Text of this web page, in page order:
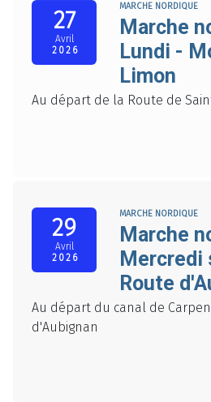
27
Avril
2026
MARCHE NORDIQUE
Marche
Lundi -
Limon
Au départ de la Route de
29
Avril
2026
MARCHE NORDIQUE
Marche
Mercredi
Route
Au départ du canal de
d'Aubignan